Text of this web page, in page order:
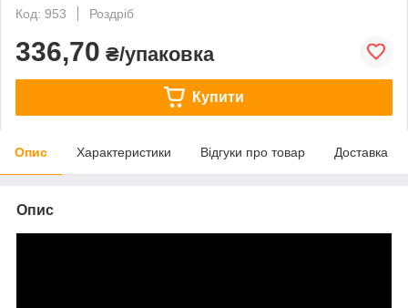
Код: 953
Роздріб
336,70 ₴/упаковка
Купити
Опис Характеристики Відгуки про товар Доставка
Опис